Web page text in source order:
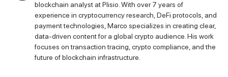
blockchain analyst at Plisio. With over 7 years of
experience in cryptocurrency research, DeFi protocols, and
payment technologies, Marco specializes in creating clear,
data-driven content for a global crypto audience. His work
focuses on transaction tracing, crypto compliance, and the
future of blockchain infrastructure.